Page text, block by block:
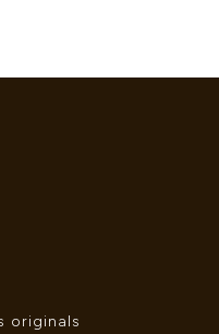
originals